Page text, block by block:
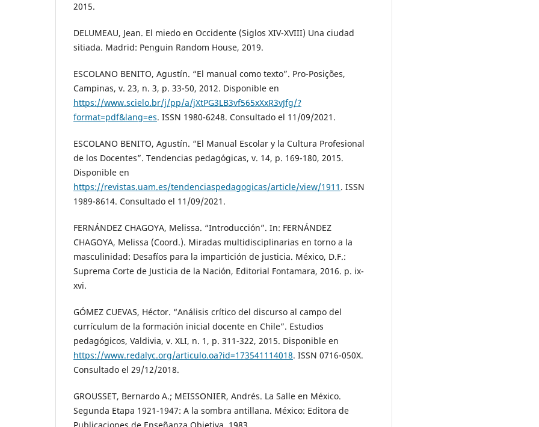
2015.
DELUMEAU, Jean. El miedo en Occidente (Siglos XIV-XVIII) Una ciudad
sitiada. Madrid: Penguin Random House, 2019.
ESCOLANO BENITO, Agustín. “El manual como texto”. Pro-Posições,
Campinas, v. 23, n. 3, p. 33-50, 2012. Disponible en
https://www.scielo.br/j/pp/a/jXtPG3LB3vf565xXxR3vJfg/?
format=pdf&lang=es. ISSN 1980-6248. Consultado el 11/09/2021.
ESCOLANO BENITO, Agustín. “El Manual Escolar y la Cultura Profesional
de los Docentes”. Tendencias pedagógicas, v. 14, p. 169-180, 2015.
Disponible en
https://revistas.uam.es/tendenciaspedagogicas/article/view/1911 . ISSN
1989-8614. Consultado el 11/09/2021.
FERNÁNDEZ CHAGOYA, Melissa. “Introducción”. In: FERNÁNDEZ
CHAGOYA, Melissa (Coord.). Miradas multidisciplinarias en torno a la
masculinidad: Desafíos para la impartición de justicia. México, D.F.:
Suprema Corte de Justicia de la Nación, Editorial Fontamara, 2016. p. ix-
xvi.
GÓMEZ CUEVAS, Héctor. “Análisis crítico del discurso al campo del
currículum de la formación inicial docente en Chile”. Estudios
pedagógicos, Valdivia, v. XLI, n. 1, p. 311-322, 2015. Disponible en
https://www.redalyc.org/articulo.oa?id=173541114018. ISSN 0716-050X.
Consultado el 29/12/2018.
GROUSSET, Bernardo A.; MEISSONIER, Andrés. La Salle en México.
Segunda Etapa 1921-1947: A la sombra antillana. México: Editora de